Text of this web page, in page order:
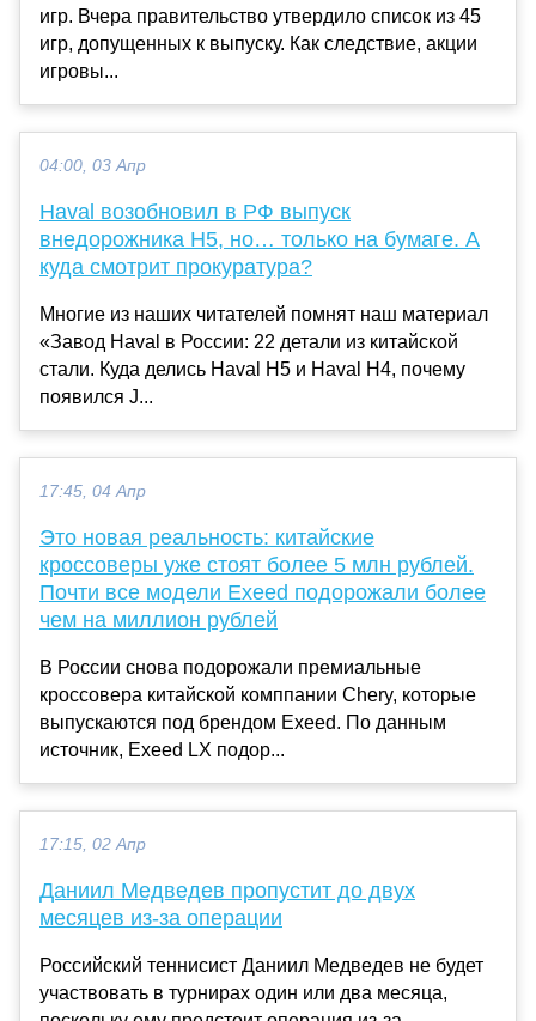
игр. Вчера правительство утвердило список из 45
игр, допущенных к выпуску. Как следствие, акции
игровы...
04:00, 03 Апр
Haval возобновил в РФ выпуск
внедорожника H5, но… только на бумаге. А
куда смотрит прокуратура?
Многие из наших читателей помнят наш материал
«Завод Haval в России: 22 детали из китайской
стали. Куда делись Haval H5 и Haval H4, почему
появился J...
17:45, 04 Апр
Это новая реальность: китайские
кроссоверы уже стоят более 5 млн рублей.
Почти все модели Exeed подорожали более
чем на миллион рублей
В России снова подорожали премиальные
кроссовера китайской комппании Chery, которые
выпускаются под брендом Exeed. По данным
источник, Exeed LX подор...
17:15, 02 Апр
Даниил Медведев пропустит до двух
месяцев из-за операции
Российский теннисист Даниил Медведев не будет
участвовать в турнирах один или два месяца,